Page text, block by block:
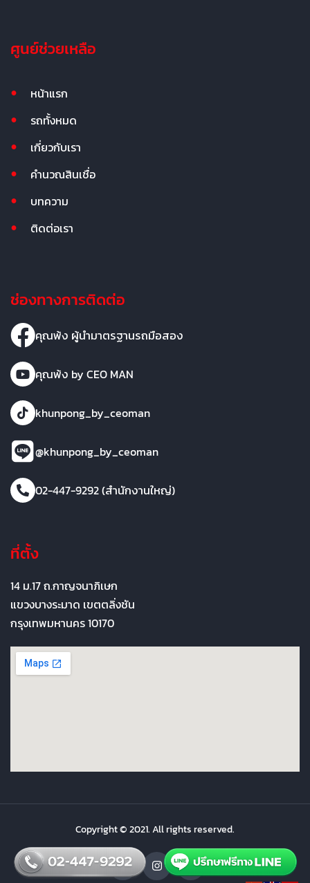
ศูนย์ช่วยเหลือ
หน้าแรก
รถทั้งหมด
เกี่ยวกับเรา
คำนวณสินเชื่อ
บทความ
ติดต่อเรา
ช่องทางการติดต่อ
คุณพ้ง ผู้นำมาตรฐานรถมือสอง
คุณพ้ง by CEO MAN
khunpong_by_ceoman
@khunpong_by_ceoman
02-447-9292 (สำนักงานใหญ่)
ที่ตั้ง
14 ม.17 ถ.กาญจนาภิเษก
แขวงบางระมาด เขตตลิ่งชัน
กรุงเทพมหานคร 10170
Copyright © 2021. All rights reserved.